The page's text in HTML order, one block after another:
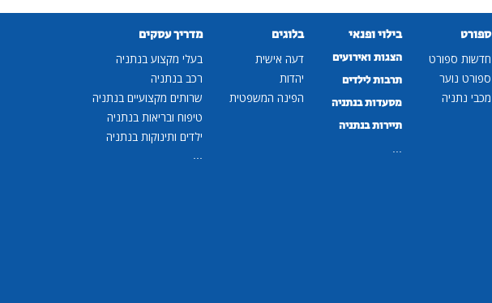
ספורט
חדשות ספורט
ספורט נוער
מכבי נתניה
בילוי ופנאי
הצגות ואירועים
תרבות לילדים
מסעדות בנתניה
תיירות בנתניה
...
בלוגים
דעה אישית
יהדות
הפינה המשפטית
מדריך עסקים
בעלי מקצוע בנתניה
רכב בנתניה
שרותים מקצועיים בנתניה
טיפוח ובריאות בנתניה
ילדים ותינוקות בנתניה
...